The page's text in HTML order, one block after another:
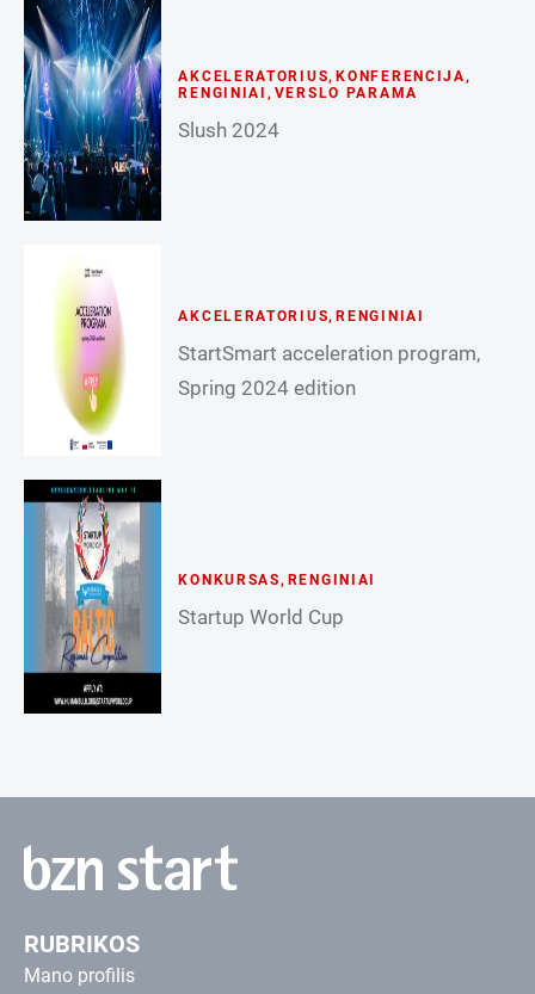
AKCELERATORIUS,KONFERENCIJA,
RENGINIAI , VERSLO PARAMA
Slush 2024
AKCELERATORIUS,RENGINIAI
StartSmart acceleration program,
Spring 2024 edition
KONKURSAS, RENGINIAI
Startup World Cup
RUBRIKOS
Mano profilis